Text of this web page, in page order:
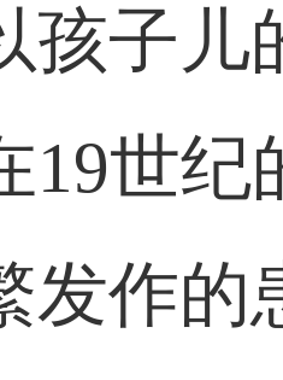
孩子儿
19世纪
发作的